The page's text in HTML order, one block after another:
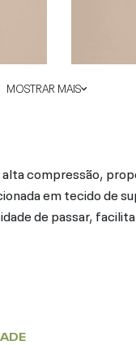
MOSTRAR MAIS
compressão,
em tecido de
de passar,